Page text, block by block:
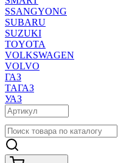
SSANGYONG
SUBARU
SUZUKI
TOYOTA
VOLKSWAGEN
VOLVO
ГАЗ
ТАГАЗ
УАЗ